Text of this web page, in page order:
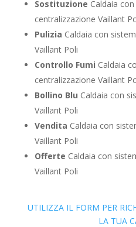
Sostituzione Caldaia
centralizzazione Vaillant
Pulizia Caldaia con
Vaillant Poli
Controllo Fumi Caldaia
centralizzazione Vaillant
Bollino Blu Caldaia con
Vaillant Poli
Vendita Caldaia con
Vaillant Poli
Offerte Caldaia con
Vaillant Poli
UTILIZZA IL FORM PER
LA TUA